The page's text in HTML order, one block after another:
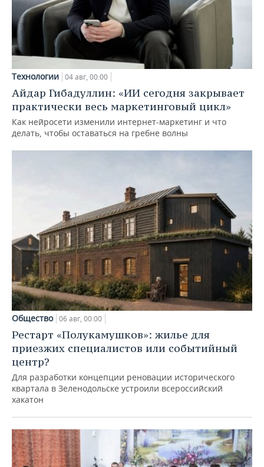
Технологии 04 авг, 00:00
Айдар Гибадуллин: «ИИ сегодня закрывает
практически весь маркетинговый цикл»
Как нейросети изменили интернет-маркетинг и что
делать, чтобы оставаться на гребне волны
Общество 06 авг, 00:00
Рестарт «Полукамушков»: жилье для
приезжих специалистов или событийный
центр?
Для разработки концепции реновации исторического
квартала в Зеленодольске устроили всероссийский
хакатон